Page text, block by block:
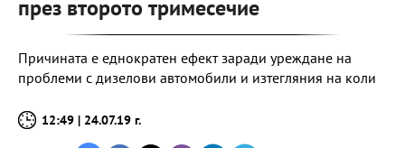
през второто тримесечие
Причината е еднократен ефект заради уреждане на
проблеми с дизелови автомобили и изтегляния на коли
12:49 | 24.07.19 г.